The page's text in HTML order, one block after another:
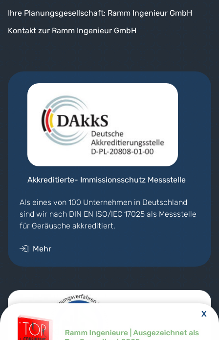
Ihre Planungsgesellschaft: Ramm Ingenieur GmbH
Kontakt zur Ramm Ingenieur GmbH
Akkreditierte- Immissionsschutz Messstelle
Als eines von 100 Unternehmen in Deutschland
sind wir nach DIN EN ISO/IEC 17025 als Messstelle
für Geräusche akkreditiert.
Mehr
X